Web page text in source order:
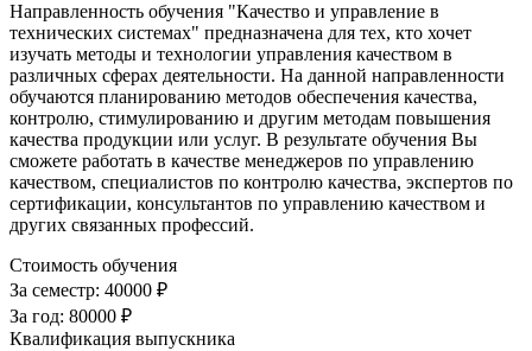
Направленность обучения "Качество и управление в
технических системах" предназначена для тех, кто хочет
изучать методы и технологии управления качеством в
различных сферах деятельности. На данной направленности
обучаются планированию методов обеспечения качества,
контролю, стимулированию и другим методам повышения
качества продукции или услуг. В результате обучения Вы
сможете работать в качестве менеджеров по управлению
качеством, специалистов по контролю качества, экспертов по
сертификации, консультантов по управлению качеством и
других связанных профессий.
Стоимость обучения
За семестр: 40000 ₽
За год: 80000 ₽
Квалификация выпускника